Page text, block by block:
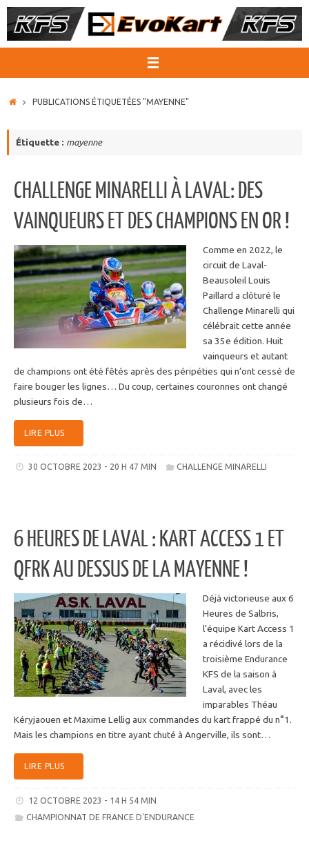
Passer
au
ACCUEIL
PUBLICATIONS ÉTIQUETÉES "MAYENNE"
Étiquette : mayenne
CHALLENGE MINARELLI À LAVAL: DES
VAINQUEURS ET DES CHAMPIONS EN OR !
Comme en 2022, le
circuit de Laval-
Beausoleil Louis
Paillard a clôturé le
Challenge Minarelli qui
célébrait cette année
sa 35e édition. Huit
vainqueurs et autant
de champions ont été fêtés après des péripéties qui n’ont cessé de
faire bouger les lignes… Du coup, certaines couronnes ont changé
plusieurs fois de…
LIRE PLUS
30 OCTOBRE 2023 - 20 H 47 MIN CHALLENGE MINARELLI
6 HEURES DE LAVAL : KART ACCESS 1 ET
QFRK AU DESSUS DE LA MAYENNE !
Déjà victorieuse aux 6
Heures de Salbris,
l’équipe Kart Access 1
a récidivé lors de la
troisième Endurance
KFS de la saison à
Laval, avec les
imparables Théau
Kéryjaouen et Maxime Lellig aux commandes du kart frappé du n°1.
Mais les champions en titre ayant chuté à Angerville, ils sont…
LIRE PLUS
12 OCTOBRE 2023 - 14 H 54 MIN
CHAMPIONNAT DE FRANCE D'ENDURANCE